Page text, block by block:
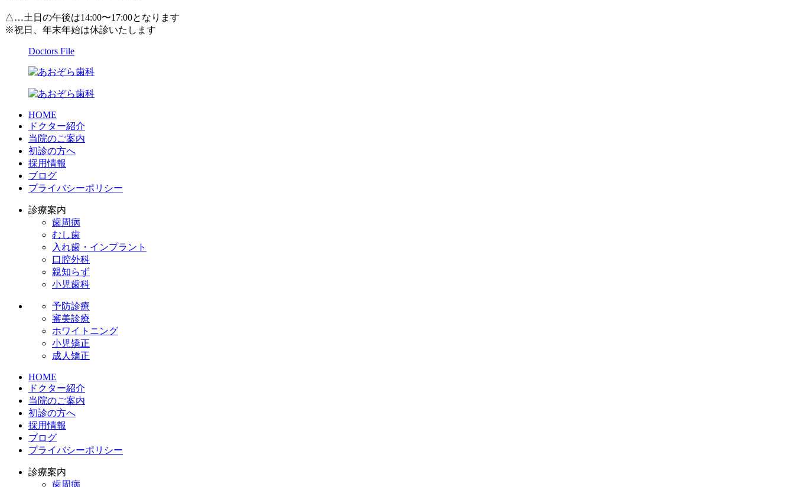
△…土日の午後は14:00〜17:00となります
※祝日、年末年始は休診いたします
Doctors File
HOME
ドクター紹介
当院のご案内
初診の方へ
採用情報
ブログ
プライバシーポリシー
診療案内
歯周病
むし歯
入れ歯・インプラント
口腔外科
親知らず
小児歯科
予防診療
審美診療
ホワイトニング
小児矯正
成人矯正
HOME
ドクター紹介
当院のご案内
初診の方へ
採用情報
ブログ
プライバシーポリシー
診療案内
歯周病